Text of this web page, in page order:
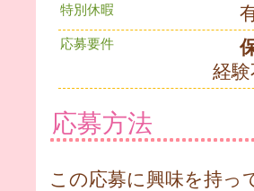
特別休暇
応募要件
経験
応募方法
この応募に興味を持っ